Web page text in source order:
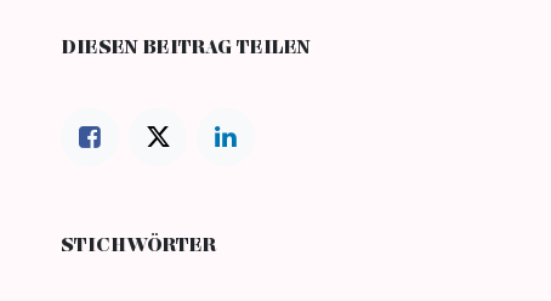
DIESEN BEITRAG TEILEN
STICHWÖRTER